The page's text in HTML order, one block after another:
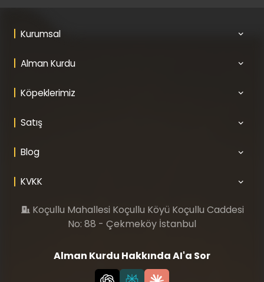
Kurumsal
Alman Kurdu
Köpeklerimiz
Satış
Blog
KVKK
Koçullu Mahallesi Koçullu Köyü Koçullu Caddesi
No: 88 - Çekmeköy İstanbul
Alman Kurdu Hakkında AI'a Sor